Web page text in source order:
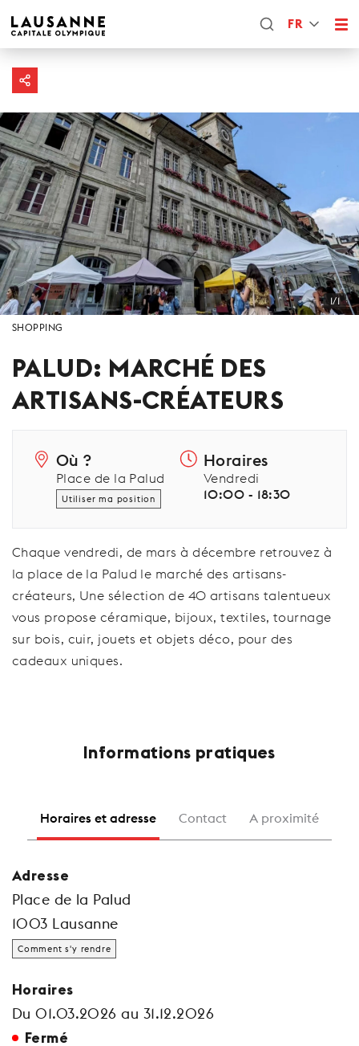
FR
1/1
SHOPPING
PALUD: MARCHÉ DES
ARTISANS-CRÉATEURS
Où ?
Place de la Palud
Utiliser ma position
Horaires
Vendredi
10:00 - 18:30
Chaque vendredi, de mars à décembre retrouvez à
la place de la Palud le marché des artisans-
créateurs, Une sélection de 40 artisans talentueux
vous propose céramique, bijoux, textiles, tournage
sur bois, cuir, jouets et objets déco, pour des
cadeaux uniques.
Informations pratiques
Horaires et adresse Contact A proximité
Adresse
Place de la Palud
1003 Lausanne
Comment s'y rendre
Horaires
Du 01.03.2026 au 31.12.2026
Fermé